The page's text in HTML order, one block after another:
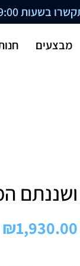
09:00-19:00 לטלפון
מבצעים
ושננתם
₪1,930.00